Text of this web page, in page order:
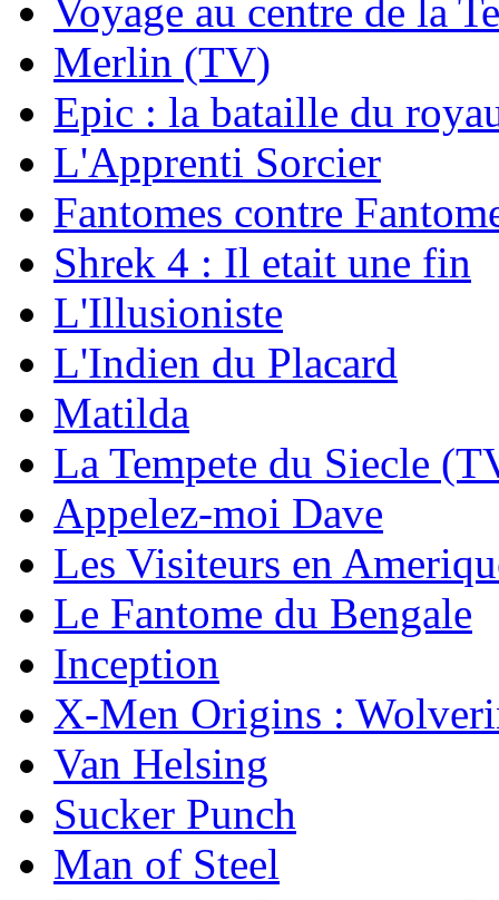
Voyage au centre de la
Merlin (TV)
Epic : la bataille du
L'Apprenti Sorcier
Fantomes contre
Shrek 4 : Il etait une fin
L'Illusioniste
L'Indien du Placard
Matilda
La Tempete du Siecle
Appelez-moi Dave
Les Visiteurs en
Le Fantome du Bengale
Inception
X-Men Origins :
Van Helsing
Sucker Punch
Man of Steel